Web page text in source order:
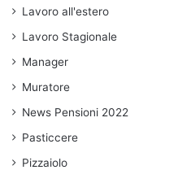
Lavoro all'estero
Lavoro Stagionale
Manager
Muratore
News Pensioni 2022
Pasticcere
Pizzaiolo